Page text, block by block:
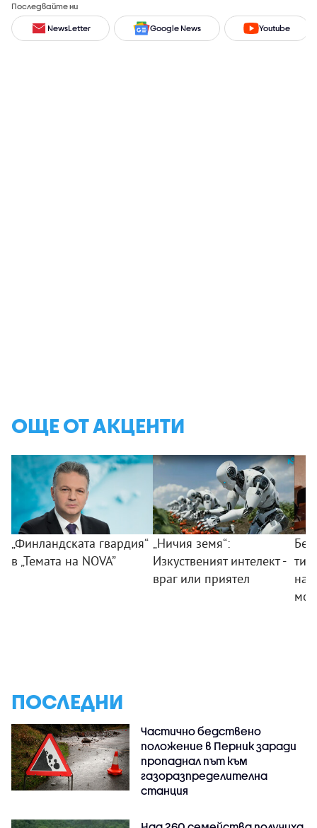
Последвайте ни
NewsLetter Google News Youtube
ОЩЕ ОТ АКЦЕНТИ
„Финландската гвардия“
в „Темата на NOVA”
„Ничия земя“:
Изкуственият интелект -
враг или приятел
на
ПОСЛЕДНИ
Частично бедствено
положение в Перник заради
пропаднал път към
газоразпределителна
станция